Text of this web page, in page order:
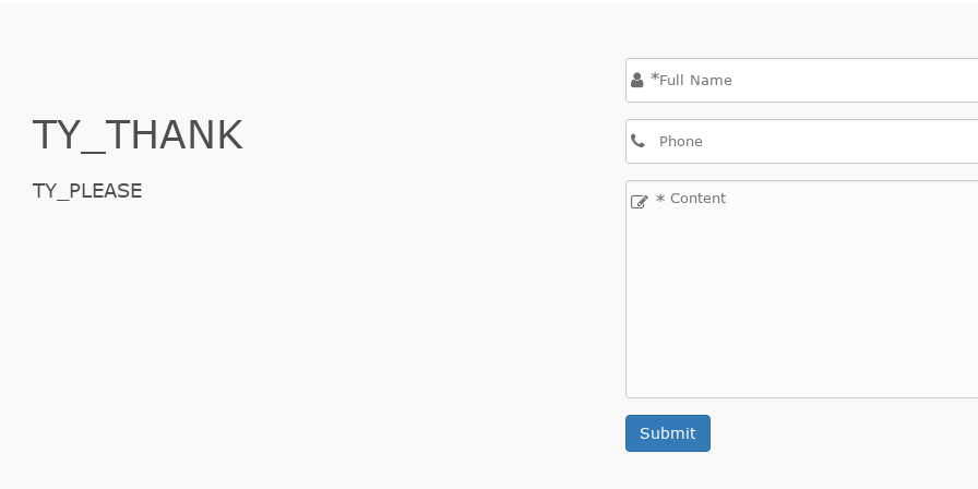
TY_THANK
TY_PLEASE
*
*
Submit